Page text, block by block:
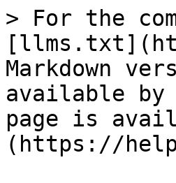
> For the
Markdown
available by
page is
(https://